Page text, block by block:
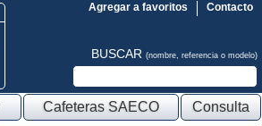
Contacto
Agregar a favoritos
BUSCAR (nombre, referencia o modelo)
Cafeteras SAECO Consulta